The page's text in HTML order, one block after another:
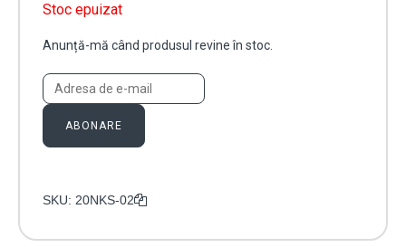
Stoc epuizat
Anunță-mă când produsul revine în stoc.
ABONARE
SKU: 20NKS-02